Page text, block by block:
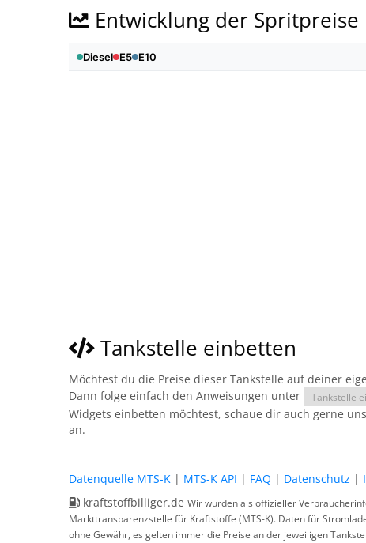
Entwicklung der Spritpreise
Tankstelle einbetten
Möchtest du die Preise dieser Tankstelle auf deiner
Dann folge einfach den Anweisungen unter
Tankstelle
Widgets einbetten möchtest, schaue dir auch gerne
an.
Datenquelle MTS-K | MTS-K API | FAQ | Datenschutz |
kraftstoffbilliger.de Wir wurden als offizieller
Markttransparenzstelle für Kraftstoffe (MTS-K). Daten für
ohne Gewähr, es gelten immer die Preise an der jeweiligen